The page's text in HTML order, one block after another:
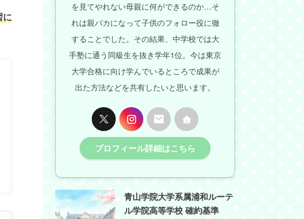
に
を見てやれない母親に何ができるのか…そ
れは親バカになって子供のフォロー役に徹
することでした。その結果、中学校では大
手塾に通う同級生を抜き学年1位。今は東京
大学合格に向け学んでいるところで成果が
出た方法などを共有したいと思います。
プロフィール詳細はこちら
青山学院大学系属浦和ルーテ
ル学院高等学校 確約基準